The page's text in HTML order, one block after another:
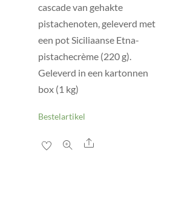
cascade van gehakte
pistachenoten, geleverd met
een pot Siciliaanse Etna-
pistachecrème (220 g).
Geleverd in een kartonnen
box (1 kg)
Bestelartikel
Share